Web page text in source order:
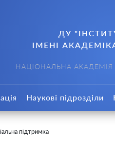
ДУ
ІМЕНІ
НАЦІОНАЛЬНА
Наукові підрозділи
підтримка